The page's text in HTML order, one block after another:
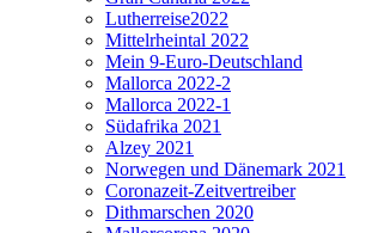
Lutherreise2022
Mittelrheintal 2022
Mein 9-Euro-Deutschland
Mallorca 2022-2
Mallorca 2022-1
Südafrika 2021
Alzey 2021
Norwegen und Dänemark 2021
Coronazeit-Zeitvertreiber
Dithmarschen 2020